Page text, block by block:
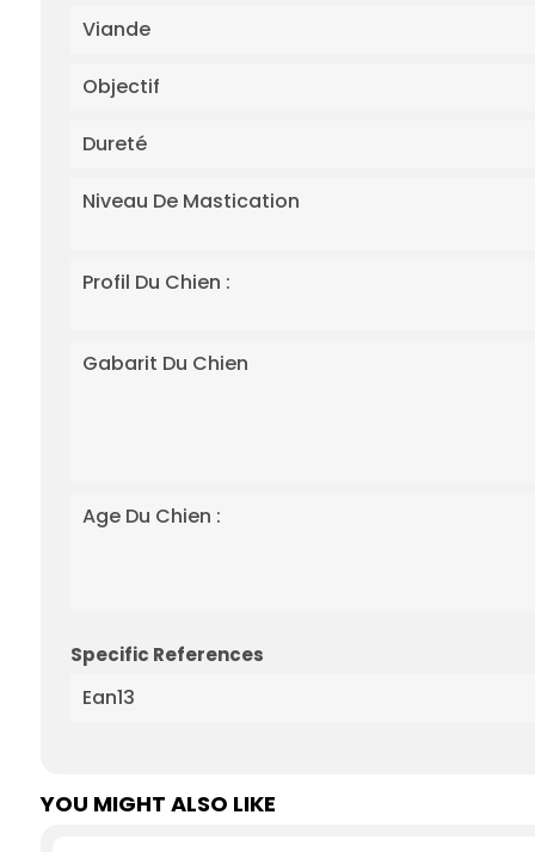
Viande
Objectif
Dureté
Niveau De Mastication
Profil Du Chien :
Gabarit Du Chien
Age Du Chien :
Specific References
Ean13
YOU MIGHT ALSO LIKE